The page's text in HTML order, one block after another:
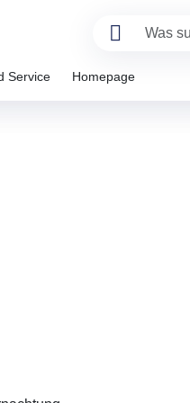
Service Homepage